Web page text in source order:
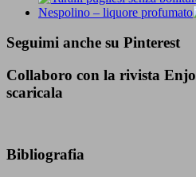
Nespolino – liquore profumato
Seguimi anche su Pinterest
Collaboro con la rivista
scaricala
Bibliografia